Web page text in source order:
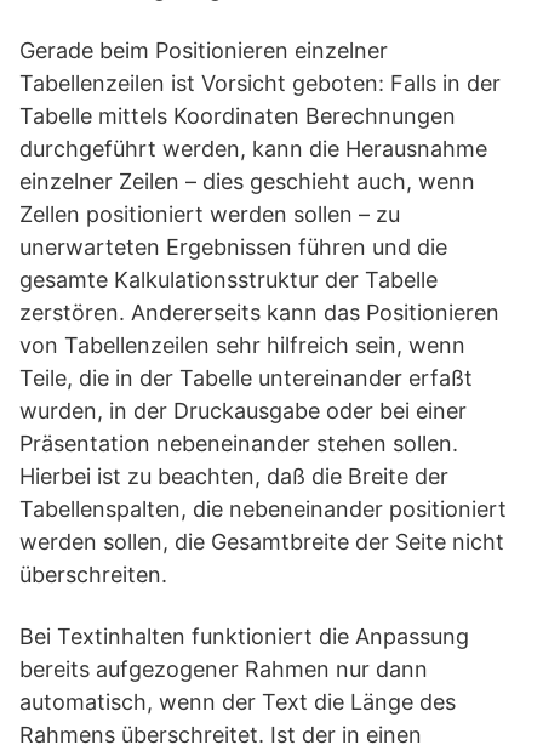
Gerade beim Positionieren einzelner
Tabellenzeilen ist Vorsicht geboten: Falls in der
Tabelle mittels Koordinaten Berechnungen
durchgeführt werden, kann die Herausnahme
einzelner Zeilen – dies geschieht auch, wenn
Zellen positioniert werden sollen – zu
unerwarteten Ergebnissen führen und die
gesamte Kalkulationsstruktur der Tabelle
zerstören. Andererseits kann das Positionieren
von Tabellenzeilen sehr hilfreich sein, wenn
Teile, die in der Tabelle untereinander erfaßt
wurden, in der Druckausgabe oder bei einer
Präsentation nebeneinander stehen sollen.
Hierbei ist zu beachten, daß die Breite der
Tabellenspalten, die nebeneinander positioniert
werden sollen, die Gesamtbreite der Seite nicht
überschreiten.
Bei Textinhalten funktioniert die Anpassung
bereits aufgezogener Rahmen nur dann
automatisch, wenn der Text die Länge des
Rahmens überschreitet. Ist der in einen